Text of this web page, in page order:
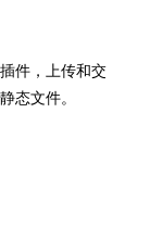
件，上传和交
态文件。